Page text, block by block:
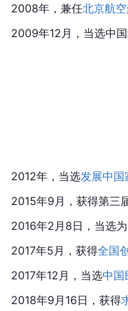
2008年，兼任北京航
2009年12月，当选中
2012年，当选发展中
2015年9月，获得第三
2016年2月8日，当选为
2017年5月，获得全国
2017年12月，当选中国
2018年9月16日​，获得